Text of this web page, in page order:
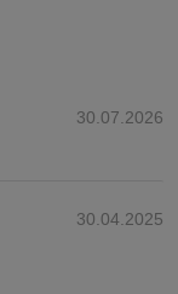
30.07.2026
30.04.2025